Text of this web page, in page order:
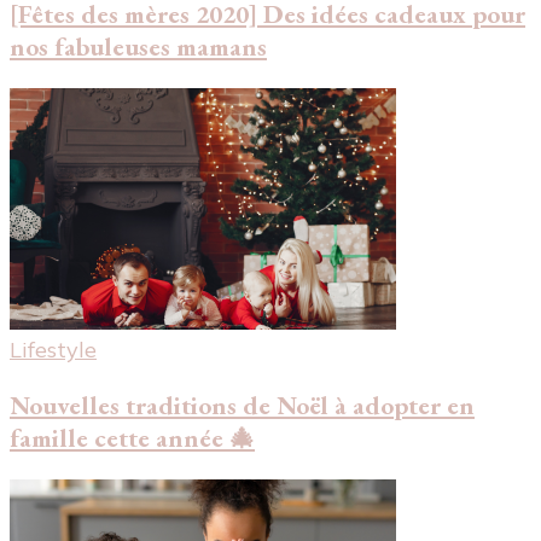
[Fêtes des mères 2020] Des idées cadeaux pour
nos fabuleuses mamans
Lifestyle
Nouvelles traditions de Noël à adopter en
famille cette année 🎄